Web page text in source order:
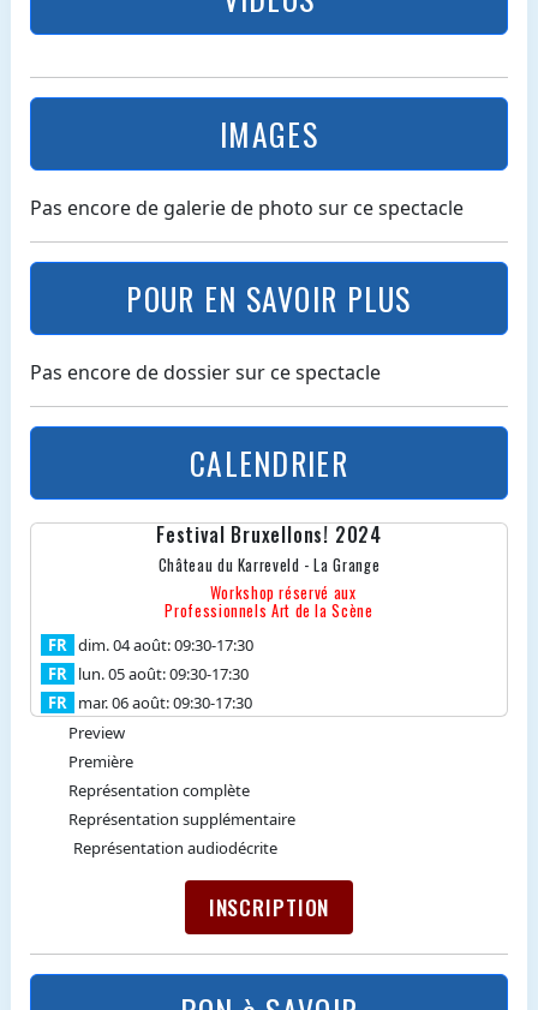
IMAGES
Pas encore de galerie de photo sur ce spectacle
POUR EN SAVOIR PLUS
Pas encore de dossier sur ce spectacle
CALENDRIER
Festival Bruxellons! 2024
Château du Karreveld - La Grange
Workshop réservé aux
Professionnels Art de la Scène
FR dim. 04 août: 09:30-17:30
FR lun. 05 août: 09:30-17:30
FR mar. 06 août: 09:30-17:30
Preview
Première
Représentation complète
Représentation supplémentaire
Représentation audiodécrite
INSCRIPTION